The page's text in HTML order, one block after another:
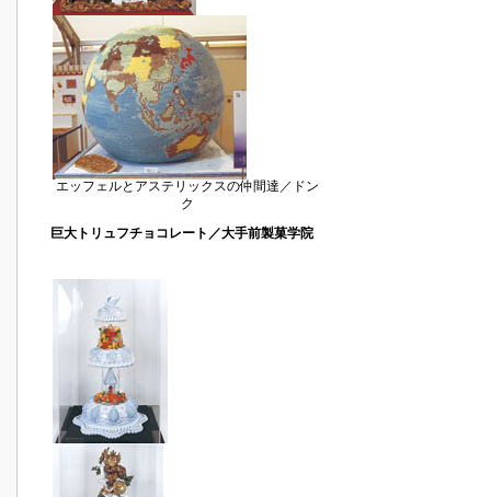
エッフェルとアステリックスの仲間達／ドン
ク
巨大トリュフチョコレート／大手前製菓学院